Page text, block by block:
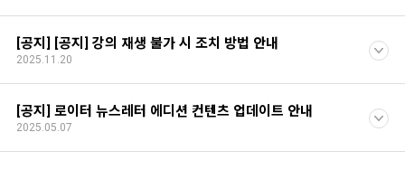
[공지] [공지] 강의 재생 불가 시 조치 방법 안내
2025.11.20
[공지] 로이터 뉴스레터 에디션 컨텐츠 업데이트 안내
2025.05.07